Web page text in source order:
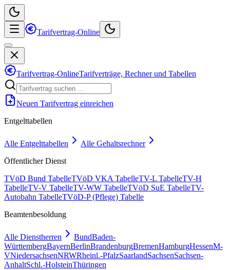
Tarifvertrag-Online
Tarifvertrag-OnlineTarifverträge, Rechner und Tabellen
Neuen Tarifvertrag einreichen
Entgelttabellen
Alle Entgelttabellen
Alle Gehaltsrechner
Öffentlicher Dienst
TVöD Bund TabelleTVöD VKA TabelleTV-L TabelleTV-H
TabelleTV-V TabelleTV-WW TabelleTVöD SuE TabelleTV-
Autobahn TabelleTVöD-P (Pflege) Tabelle
Beamtenbesoldung
Alle Dienstherren BundBaden-
WürttembergBayernBerlinBrandenburgBremenHamburgHessenM-
VNiedersachsenNRWRheinl.-PfalzSaarlandSachsenSachsen-
AnhaltSchl.-HolsteinThüringen